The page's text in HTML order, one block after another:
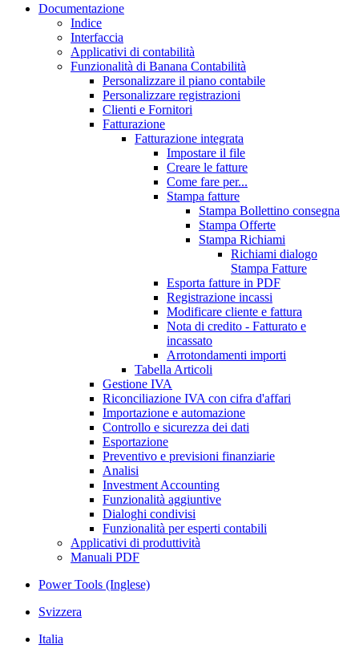
Documentazione
Indice
Interfaccia
Applicativi di contabilità
Funzionalità di Banana Contabilità
Personalizzare il piano contabile
Personalizzare registrazioni
Clienti e Fornitori
Fatturazione
Fatturazione integrata
Impostare il file
Creare le fatture
Come fare per...
Stampa fatture
Stampa Bollettino consegna
Stampa Offerte
Stampa Richiami
Richiami dialogo
Stampa Fatture
Esporta fatture in PDF
Registrazione incassi
Modificare cliente e fattura
Nota di credito - Fatturato e
incassato
Arrotondamenti importi
Tabella Articoli
Gestione IVA
Riconciliazione IVA con cifra d'affari
Importazione e automazione
Controllo e sicurezza dei dati
Esportazione
Preventivo e previsioni finanziarie
Analisi
Investment Accounting
Funzionalità aggiuntive
Dialoghi condivisi
Funzionalità per esperti contabili
Applicativi di produttività
Manuali PDF
Power Tools (Inglese)
Svizzera
Italia